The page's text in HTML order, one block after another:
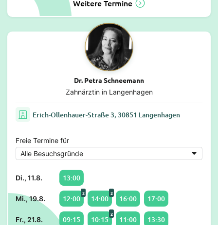
Weitere Termine
Dr. Petra Schneemann
Zahnärztin in Langenhagen
Erich-Ollenhauer-Straße 3, 30851 Langenhagen
Freie Termine für
Di., 11.8. 13:00
Mi., 19.8. 12:00
2
14:00
2
16:00 17:00
Fr., 21.8. 09:15 10:15
2
11:00 13:30